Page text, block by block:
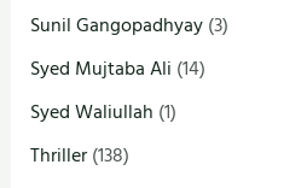
Sunil Gangopadhyay(3)
Syed Mujtaba Ali (14)
Syed Waliullah (1)
Thriller(138)